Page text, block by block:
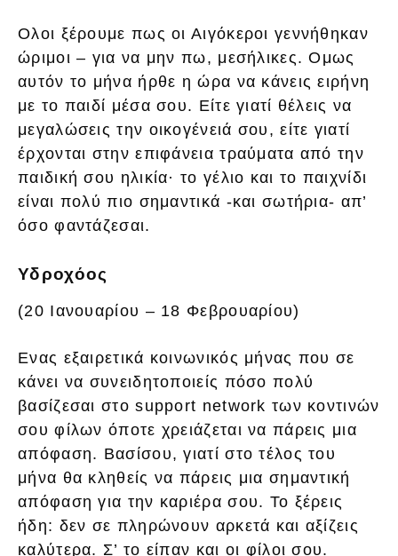
Ολοι ξέρουμε πως οι Αιγόκεροι γεννήθηκαν
ώριμοι – για να μην πω, μεσήλικες. Ομως
αυτόν το μήνα ήρθε η ώρα να κάνεις ειρήνη
με το παιδί μέσα σου. Είτε γιατί θέλεις να
μεγαλώσεις την οικογένειά σου, είτε γιατί
έρχονται στην επιφάνεια τραύματα από την
παιδική σου ηλικία· το γέλιο και το παιχνίδι
είναι πολύ πιο σημαντικά -και σωτήρια- απ’
όσο φαντάζεσαι.
Υδροχόος
(20 Ιανουαρίου – 18 Φεβρουαρίου)
Ενας εξαιρετικά κοινωνικός μήνας που σε
κάνει να συνειδητοποιείς πόσο πολύ
βασίζεσαι στο support network των κοντινών
σου φίλων όποτε χρειάζεται να πάρεις μια
απόφαση. Βασίσου, γιατί στο τέλος του
μήνα θα κληθείς να πάρεις μια σημαντική
απόφαση για την καριέρα σου. Το ξέρεις
ήδη: δεν σε πληρώνουν αρκετά και αξίζεις
καλύτερα. Σ’ το είπαν και οι φίλοι σου.